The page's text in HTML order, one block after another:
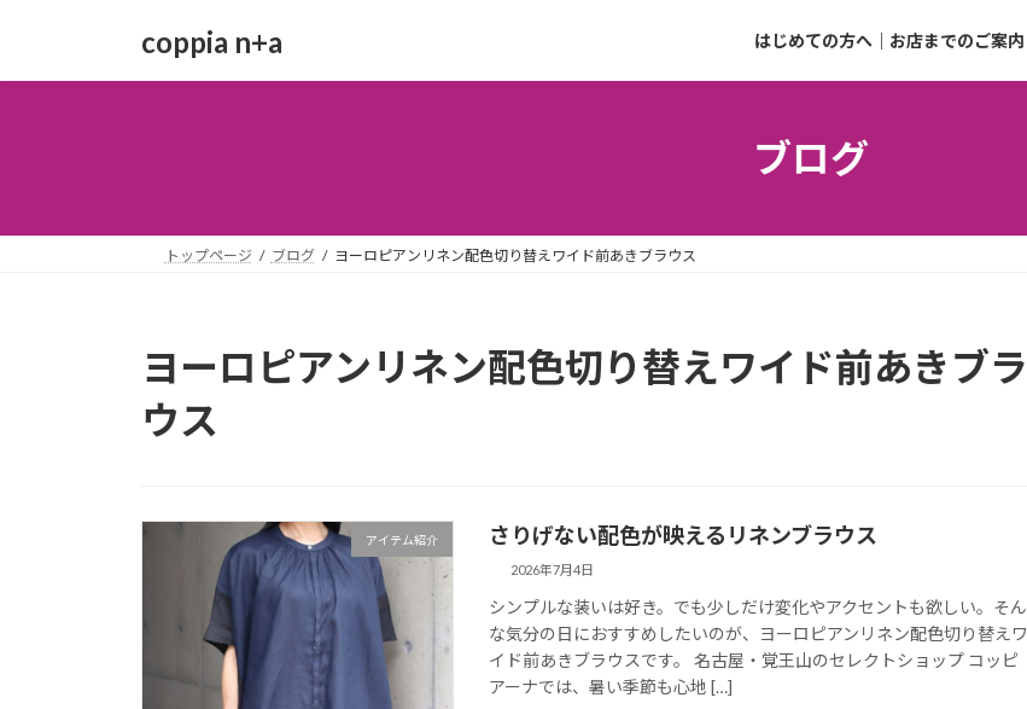
coppia n+a はじめての方へ｜お店までのご案内
ブログ
トップページ ブログ ヨーロピアンリネン配色切り替えワイド前あきブラウス
ヨーロピアンリネン配色切り替えワイド前あきブラ
ウス
アイテム紹介 さりげない配色が映えるリネンブラウス
2026年7月4日
シンプルな装いは好き。でも少しだけ変化やアクセントも欲しい。そん
な気分の日におすすめしたいのが、ヨーロピアンリネン配色切り替えワ
イド前あきブラウスです。 名古屋・覚王山のセレクトショップ コッピ
アーナでは、暑い季節も心地 […]